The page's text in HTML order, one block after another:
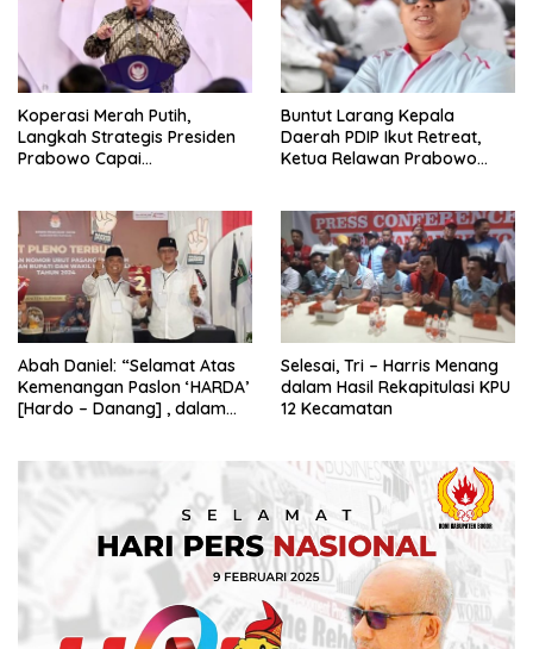
Koperasi Merah Putih,
Langkah Strategis Presiden
Prabowo Capai
Buntut Larang Kepala
Daerah PDIP Ikut Retreat,
Ketua Relawan Prabowo
Abah Daniel: “Selamat Atas
Kemenangan Paslon ‘HARDA’
[Hardo – Danang] , dalam
Selesai, Tri – Harris Menang
dalam Hasil Rekapitulasi KPU
12 Kecamatan